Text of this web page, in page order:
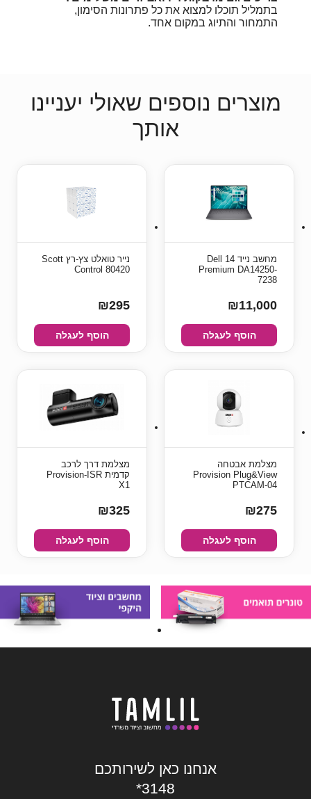
בתמליל תוכלו למצוא את כל פתרונות הסימון,
התמחור והתיוג במקום אחד.
מוצרים נוספים שאולי יעניינו
אותך
מחשב נייד Dell 14
Premium DA14250-
7238
₪11,000
הוסף לעגלה
נייר טואלט צץ-רץ Scott
Control 80420
₪295
הוסף לעגלה
‏מצלמת אבטחה
Provision Plug&View
PTCAM-04
₪275
הוסף לעגלה
מצלמת דרך לרכב
קדמית Provision-ISR
X1
₪325
הוסף לעגלה
אנחנו כאן לשירותכם
*3148